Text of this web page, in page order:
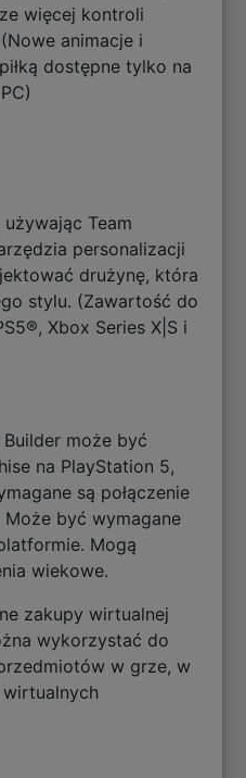
więcej kontroli
animacje i
dostępne tylko na
Team
personalizacji
drużynę, która
stylu. (Zawartość do
Xbox Series X|S i
może być
na PlayStation 5,
są połączenie
Może być wymagane
Mogą
wiekowe.
zakupy wirtualnej
wykorzystać do
w grze, w